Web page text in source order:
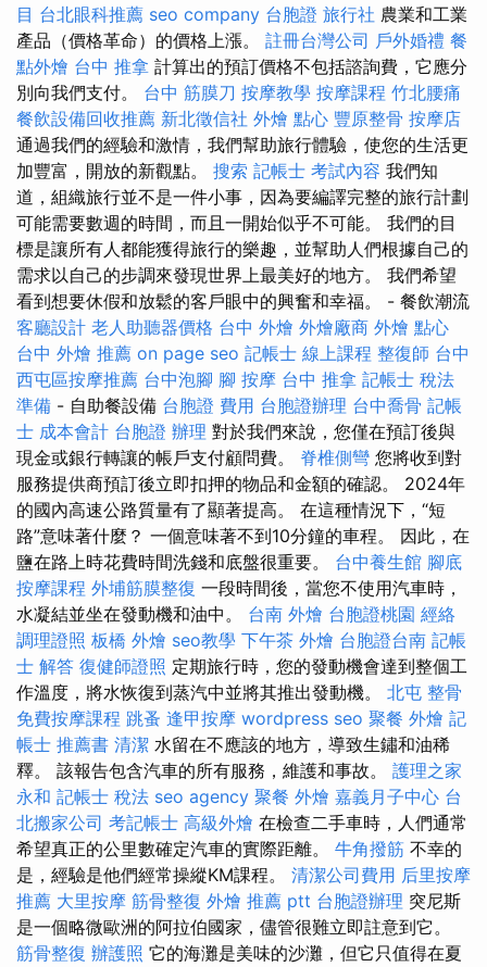
目 台北眼科推薦 seo company 台胞證 旅行社 農業和工業
產品（價格革命）的價格上漲。 註冊台灣公司 戶外婚禮 餐
點外燴 台中 推拿 計算出的預訂價格不包括諮詢費，它應分
別向我們支付。 台中 筋膜刀 按摩教學 按摩課程 竹北腰痛
餐飲設備回收推薦 新北徵信社 外燴 點心 豐原整骨 按摩店
通過我們的經驗和激情，我們幫助旅行體驗，使您的生活更
加豐富，開放的新觀點。 搜索 記帳士 考試內容 我們知
道，組織旅行並不是一件小事，因為要編譯完整的旅行計劃
可能需要數週的時間，而且一開始似乎不可能。 我們的目
標是讓所有人都能獲得旅行的樂趣，並幫助人們根據自己的
需求以自己的步調來發現世界上最美好的地方。 我們希望
看到想要休假和放鬆的客戶眼中的興奮和幸福。 - 餐飲潮流
客廳設計 老人助聽器價格 台中 外燴 外燴廠商 外燴 點心
台中 外燴 推薦 on page seo 記帳士 線上課程 整復師 台中
西屯區按摩推薦 台中泡腳 腳 按摩 台中 推拿 記帳士 稅法
準備 - 自助餐設備 台胞證 費用 台胞證辦理 台中喬骨 記帳
士 成本會計 台胞證 辦理 對於我們來說，您僅在預訂後與
現金或銀行轉讓的帳戶支付顧問費。 脊椎側彎 您將收到對
服務提供商預訂後立即扣押的物品和金額的確認。 2024年
的國內高速公路質量有了顯著提高。 在這種情況下，“短
路”意味著什麼？ 一個意味著不到10分鐘的車程。 因此，在
鹽在路上時花費時間洗錢和底盤很重要。 台中養生館 腳底
按摩課程 外埔筋膜整復 一段時間後，當您不使用汽車時，
水凝結並坐在發動機和油中。 台南 外燴 台胞證桃園 經絡
調理證照 板橋 外燴 seo教學 下午茶 外燴 台胞證台南 記帳
士 解答 復健師證照 定期旅行時，您的發動機會達到整個工
作溫度，將水恢復到蒸汽中並將其推出發動機。 北屯 整骨
免費按摩課程 跳蚤 逢甲按摩 wordpress seo 聚餐 外燴 記
帳士 推薦書 清潔 水留在不應該的地方，導致生鏽和油稀
釋。 該報告包含汽車的所有服務，維護和事故。 護理之家
永和 記帳士 稅法 seo agency 聚餐 外燴 嘉義月子中心 台
北搬家公司 考記帳士 高級外燴 在檢查二手車時，人們通常
希望真正的公里數確定汽車的實際距離。 牛角撥筋 不幸的
是，經驗是他們經常操縱KM課程。 清潔公司費用 后里按摩
推薦 大里按摩 筋骨整復 外燴 推薦 ptt 台胞證辦理 突尼斯
是一個略微歐洲的阿拉伯國家，儘管很難立即註意到它。
筋骨整復 辦護照 它的海灘是美味的沙灘，但它只值得在夏